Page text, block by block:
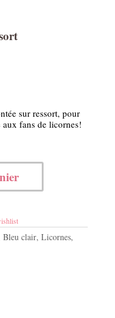
sur ressort, pour
fans de licornes!
Bleu clair, Licornes,